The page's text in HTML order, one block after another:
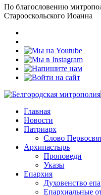
По благословению
Старооскольского Иоанна
Главная
Новости
Патриарх
Слово
Архипастырь
Проповеди
Указы
Епархия
Духовенство
Епархиальные